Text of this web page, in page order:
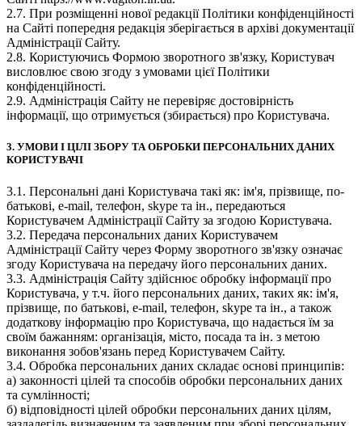
2.7. При розміщенні нової редакції Політики конфіденційності
на Сайті попередня редакція зберігається в архіві документації
Адміністрації Сайту.
2.8. Користуючись Формою зворотного зв'язку, Користувач
висловлює свою згоду з умовами цієї Політики
конфіденційності.
2.9. Адміністрація Сайту не перевіряє достовірність
інформації, що отримується (збирається) про Користувача.
3. УМОВИ І ЦІЛІ ЗБОРУ ТА ОБРОБКИ ПЕРСОНАЛЬНИХ ДАНИХ
КОРИСТУВАЧІ
3.1. Персональні дані Користувача такі як: ім'я, прізвище, по-
батькові, e-mail, телефон, skype та ін., передаються
Користувачем Адміністрації Сайту за згодою Користувача.
3.2. Передача персональних даних Користувачем
Адміністрації Сайту через Форму зворотного зв'язку означає
згоду Користувача на передачу його персональних даних.
3.3. Адміністрація Сайту здійснює обробку інформації про
Користувача, у т.ч. його персональних даних, таких як: ім'я,
прізвище, по батькові, e-mail, телефон, skype та ін., а також
додаткову інформацію про Користувача, що надається їм за
своїм бажанням: організація, місто, посада та ін. з метою
виконання зобов'язань перед Користувачем Сайту.
3.4. Обробка персональних даних складає основі принципів:
а) законності цілей та способів обробки персональних даних
та сумлінності;
б) відповідності цілей обробки персональних даних цілям,